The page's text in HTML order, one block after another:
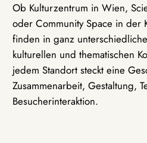
Ob Kulturzentrum in Wien,
oder Community Space in der
finden in ganz
kulturellen und thematischen
jedem Standort steckt eine
Zusammenarbeit, Gestaltung,
Besucherinteraktion.